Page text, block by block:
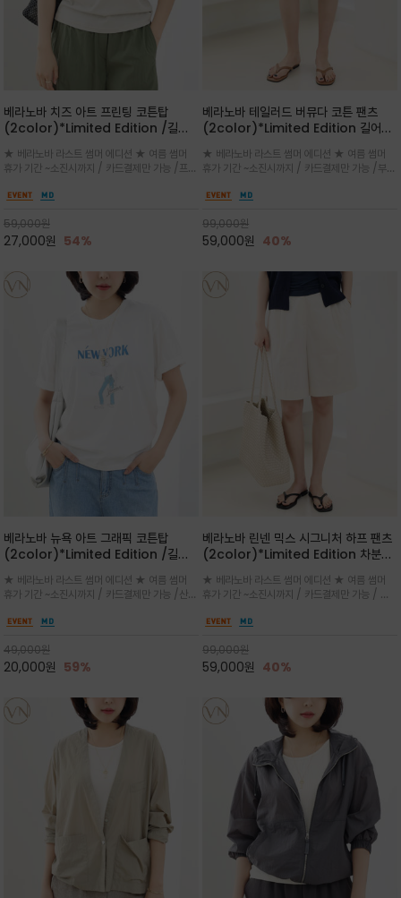
베라노바 치즈 아트 프린팅 코튼탑
(2color)*Limited Edition /길어
세요 ^^
★ 베라노바 라스트 썸머 에디션 ★ 여름 썸머
휴가 기간 ~소진시까지 / 카드결제만 가능 /프론
러스트 프린트가 더해져 과하지 않으면서도 세련
59,000원
27,000원 54%
베라노바 테일러드 버뮤다 코튼 팬츠
(2color)*Limited Edition 길어진
^^
★ 베라노바 라스트 썸머 에디션 ★ 여름 썸머
휴가 기간 ~소진시까지 / 카드결제만 가능 /부드
은은한 매트 컬러가 고급스러운 분위기
99,000원
59,000원 40%
베라노바 뉴욕 아트 그래픽 코튼탑
(2color)*Limited Edition /길어
세요 ^^
★ 베라노바 라스트 썸머 에디션 ★ 여름 썸머
휴가 기간 ~소진시까지 / 카드결제만 가능 /산뜻
레터링과 감각적인 일러스트 프린트가 어우러져
49,000원
20,000원 59%
베라노바 린넨 믹스 시그니처 하프 팬츠
(2color)*Limited Edition 차분한
진 여름의 끝자락까지 멋스럽게 연출하
세요 ^^
★ 베라노바 라스트 썸머 에디션 ★ 여름 썸머
휴가 기간 ~소진시까지 / 카드결제만 가능 / 앞
게 체형을 커버해 우아한 비율을 완성
99,000원
59,000원 40%